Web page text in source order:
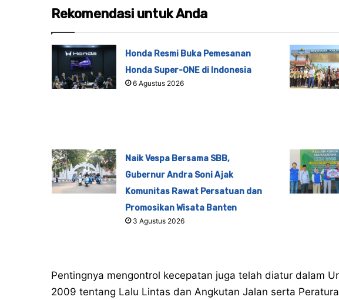
Rekomendasi untuk Anda
Honda Resmi Buka Pemesanan
Honda Super-ONE di Indonesia
6 Agustus 2026
Naik Vespa Bersama SBB,
Gubernur Andra Soni Ajak
Komunitas Rawat Persatuan dan
Promosikan Wisata Banten
3 Agustus 2026
Pentingnya mengontrol kecepatan juga telah diatur dalam
2009 tentang Lalu Lintas dan Angkutan Jalan serta